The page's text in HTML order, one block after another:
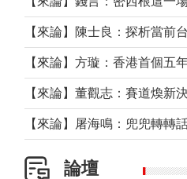
【來論】董觀志：賽道煥新
論壇